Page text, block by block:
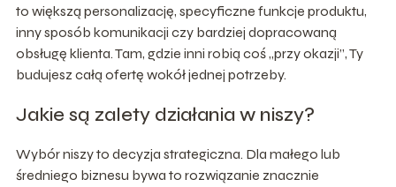
to większą personalizację, specyficzne funkcje produktu,
inny sposób komunikacji czy bardziej dopracowaną
obsługę klienta. Tam, gdzie inni robią coś „przy okazji”, Ty
budujesz całą ofertę wokół jednej potrzeby.
Jakie są zalety działania w niszy?
Wybór niszy to decyzja strategiczna. Dla małego lub
średniego biznesu bywa to rozwiązanie znacznie